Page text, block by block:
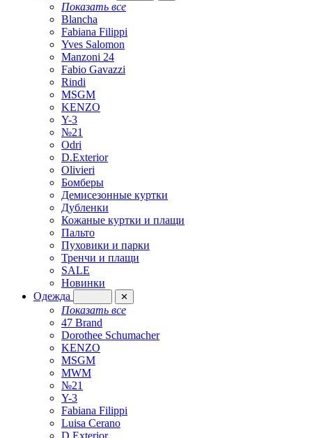
Показать все
Blancha
Fabiana Filippi
Yves Salomon
Manzoni 24
Fabio Gavazzi
Rindi
MSGM
KENZO
Y-3
№21
Odri
D.Exterior
Olivieri
Бомберы
Демисезонные куртки
Дубленки
Кожаные куртки и плащи
Пальто
Пуховики и парки
Тренчи и плащи
SALE
Новинки
Одежда
✕
Показать все
47 Brand
Dorothee Schumacher
KENZO
MSGM
MWM
№21
Y-3
Fabiana Filippi
Luisa Cerano